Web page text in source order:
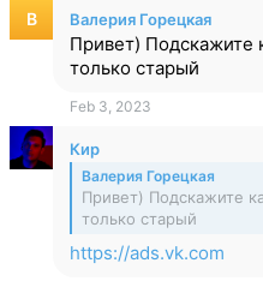
В Валерия Горецкая
Привет) Подскажите
только старый
Feb 3, 2023
Кир
Валерия Горецкая
Привет) Подскажите
только старый
https://ads.vk.com